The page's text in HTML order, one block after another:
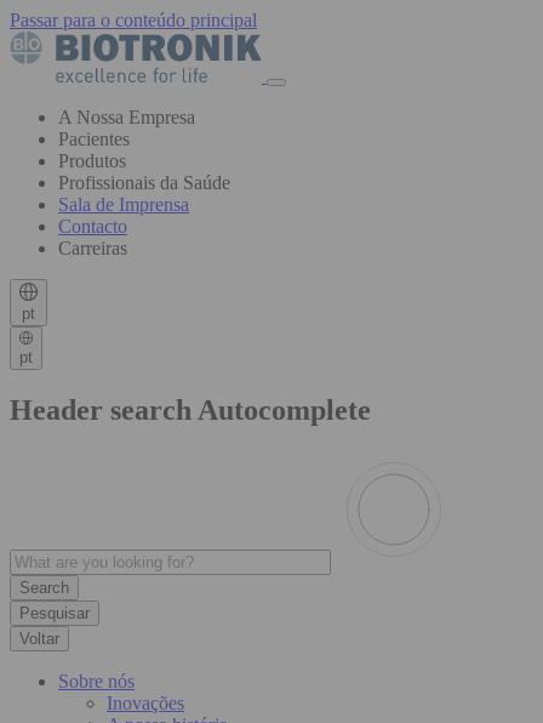
Passar para o conteúdo principal
A Nossa Empresa
Pacientes
Produtos
Profissionais da Saúde
Sala de Imprensa
Contacto
Carreiras
pt
pt
Header search Autocomplete
Pesquisar
Voltar
Sobre nós
Inovações